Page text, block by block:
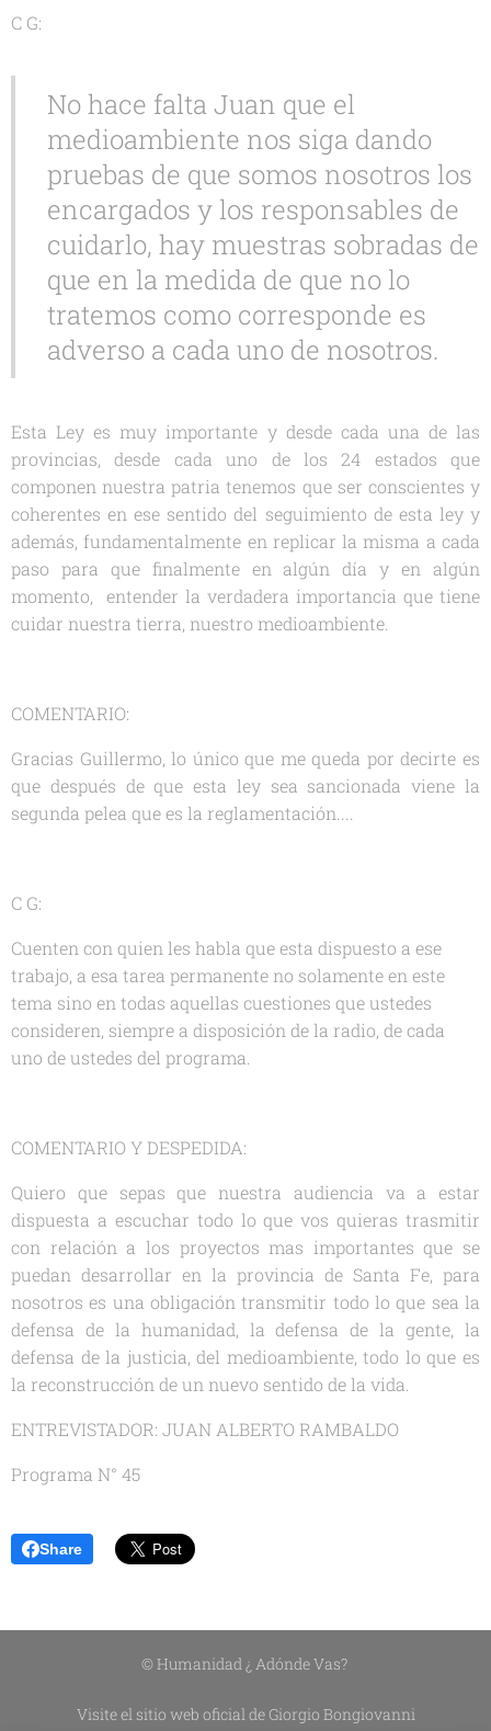
C G:
No hace falta Juan que el
medioambiente nos siga dando
pruebas de que somos nosotros los
encargados y los responsables de
cuidarlo, hay muestras sobradas de
que en la medida de que no lo
tratemos como corresponde es
adverso a cada uno de nosotros.
Esta Ley es muy importante y desde cada una de las
provincias, desde cada uno de los 24 estados que
componen nuestra patria tenemos que ser conscientes y
coherentes en ese sentido del seguimiento de esta ley y
además, fundamentalmente en replicar la misma a cada
paso para que finalmente en algún día y en algún
momento, entender la verdadera importancia que tiene
cuidar nuestra tierra, nuestro medioambiente.
COMENTARIO:
Gracias Guillermo, lo único que me queda por decirte es
que después de que esta ley sea sancionada viene la
segunda pelea que es la reglamentación....
C G:
Cuenten con quien les habla que esta dispuesto a ese
trabajo, a esa tarea permanente no solamente en este
tema sino en todas aquellas cuestiones que ustedes
consideren, siempre a disposición de la radio, de cada
uno de ustedes del programa.
COMENTARIO Y DESPEDIDA:
Quiero que sepas que nuestra audiencia va a estar
dispuesta a escuchar todo lo que vos quieras trasmitir
con relación a los proyectos mas importantes que se
puedan desarrollar en la provincia de Santa Fe, para
nosotros es una obligación transmitir todo lo que sea la
defensa de la humanidad, la defensa de la gente, la
defensa de la justicia, del medioambiente, todo lo que es
la reconstrucción de un nuevo sentido de la vida.
ENTREVISTADOR: JUAN ALBERTO RAMBALDO
Programa N° 45
Share
© Humanidad ¿ Adónde Vas?
Visite el sitio web oficial de Giorgio Bongiovanni